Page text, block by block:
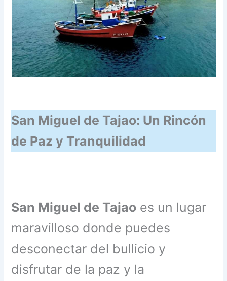
San Miguel de Tajao: Un Rincón
de Paz y Tranquilidad
San Miguel de Tajao es un lugar
maravilloso donde puedes
desconectar del bullicio y
disfrutar de la paz y la